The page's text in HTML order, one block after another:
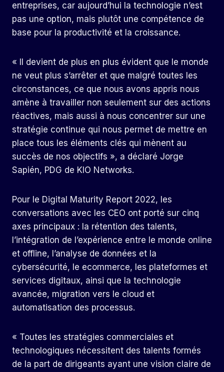
entreprises, car aujourd’hui la technologie n’est
pas une option, mais plutôt une compétence de
base pour la productivité et la croissance.
« Il devient de plus en plus évident que le monde
ne veut plus s’arrêter et que malgré toutes les
circonstances, ce que nous avons appris nous
amène à travailler non seulement sur des actions
réactives, mais aussi à nous concentrer sur une
stratégie continue qui nous permet de mettre en
place tous les éléments clés qui mènent au
succès de nos objectifs », a déclaré Jorge
Sapién, PDG de KIO Networks.
Pour le Digital Maturity Report 2022, les
conversations avec les CEO ont porté sur cinq
axes principaux : la rétention des talents,
l’intégration de l’expérience entre le monde online
et offline, l’analyse de données et la
cybersécurité, le ecommerce, les plateformes et
services digitaux, ainsi que la technologie
avancée, migration vers le cloud et
automatisation des processus.
« Toutes les stratégies commerciales et
technologiques nécessitent des talents formés
de la part de dirigeants ayant une vision claire de